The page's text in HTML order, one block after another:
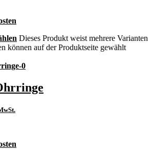
Dieses Produkt weist mehrere Varianten
können auf der Produktseite gewählt